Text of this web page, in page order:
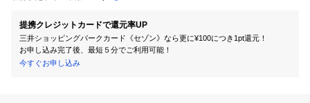
提携クレジットカードで還元率UP
三井ショッピングパークカード《セゾン》なら更に¥100につき1pt還元！
お申し込み完了後、最短５分でご利用可能！
今すぐお申し込み